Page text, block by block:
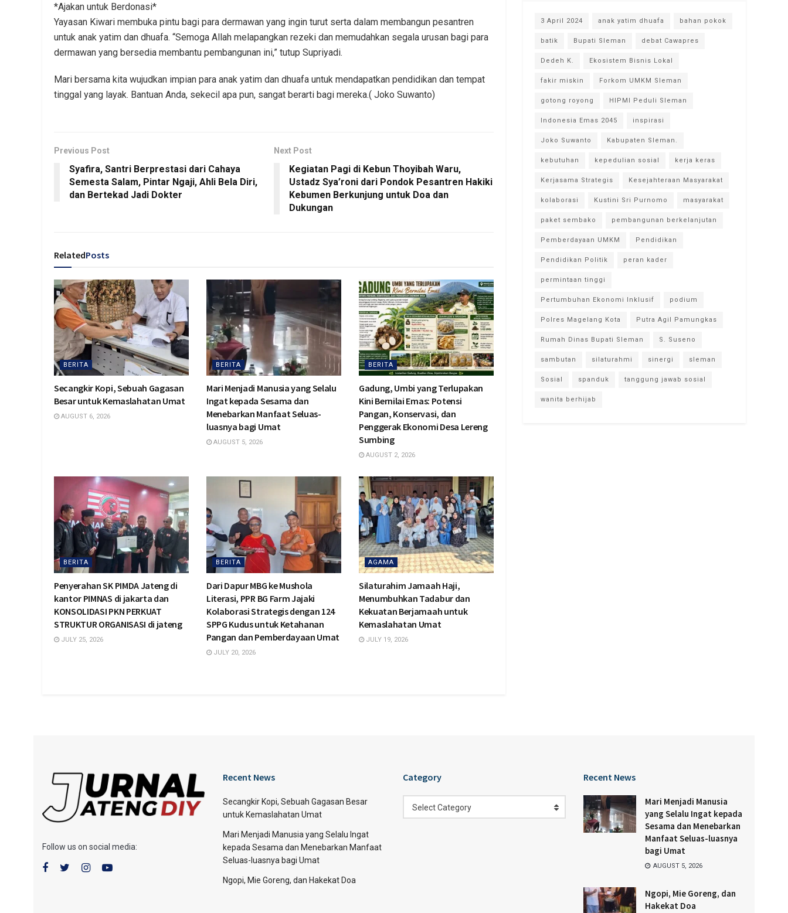
*Ajakan untuk Berdonasi*
Yayasan Kiwari membuka pintu bagi para dermawan yang ingin turut serta dalam membangun pesantren
untuk anak yatim dan dhuafa. “Semoga Allah melapangkan rezeki dan memudahkan segala urusan bagi para
dermawan yang bersedia membantu pembangunan ini,” tutup Supriyadi.
Mari bersama kita wujudkan impian para anak yatim dan dhuafa untuk mendapatkan pendidikan dan tempat
tinggal yang layak. Bantuan Anda, sekecil apa pun, sangat berarti bagi mereka.( Joko Suwanto)
Previous Post
Syafira, Santri Berprestasi dari Cahaya
Semesta Salam, Pintar Ngaji, Ahli Bela Diri,
dan Bertekad Jadi Dokter
Next Post
Kegiatan Pagi di Kebun Thoyibah Waru,
Ustadz Sya’roni dari Pondok Pesantren Hakiki
Kebumen Berkunjung untuk Doa dan
Dukungan
RelatedPosts
BERITA
Secangkir Kopi, Sebuah Gagasan
Besar untuk Kemaslahatan Umat
AUGUST 6, 2026
BERITA
Mari Menjadi Manusia yang Selalu
Ingat kepada Sesama dan
Menebarkan Manfaat Seluas-
luasnya bagi Umat
AUGUST 5, 2026
BERITA
Gadung, Umbi yang Terlupakan
Kini Bernilai Emas: Potensi
Pangan, Konservasi, dan
Penggerak Ekonomi Desa Lereng
Sumbing
AUGUST 2, 2026
BERITA
Penyerahan SK PIMDA Jateng di
kantor PIMNAS di jakarta dan
KONSOLIDASI PKN PERKUAT
STRUKTUR ORGANISASI di jateng
JULY 25, 2026
BERITA
Dari Dapur MBG ke Mushola
Literasi, PPR BG Farm Jajaki
Kolaborasi Strategis dengan 124
SPPG Kudus untuk Ketahanan
Pangan dan Pemberdayaan Umat
JULY 20, 2026
AGAMA
Silaturahim Jamaah Haji,
Menumbuhkan Tadabur dan
Kekuatan Berjamaah untuk
Kemaslahatan Umat
JULY 19, 2026
3 April 2024 anak yatim dhuafa bahan pokok
batik Bupati Sleman debat Cawapres
Dedeh K. Ekosistem Bisnis Lokal
fakir miskin Forkom UMKM Sleman
gotong royong HIPMI Peduli Sleman
Indonesia Emas 2045 inspirasi
Joko Suwanto Kabupaten Sleman.
kebutuhan kepedulian sosial kerja keras
Kerjasama Strategis Kesejahteraan Masyarakat
kolaborasi Kustini Sri Purnomo masyarakat
paket sembako pembangunan berkelanjutan
Pemberdayaan UMKM Pendidikan
Pendidikan Politik peran kader
permintaan tinggi
Pertumbuhan Ekonomi Inklusif podium
Polres Magelang Kota Putra Agil Pamungkas
Rumah Dinas Bupati Sleman S. Suseno
sambutan silaturahmi sinergi sleman
Sosial spanduk tanggung jawab sosial
wanita berhijab
Follow us on social media:
Recent News
Secangkir Kopi, Sebuah Gagasan Besar
untuk Kemaslahatan Umat
Mari Menjadi Manusia yang Selalu Ingat
kepada Sesama dan Menebarkan Manfaat
Seluas-luasnya bagi Umat
Ngopi, Mie Goreng, dan Hakekat Doa
Category
Select Category
Recent News
Mari Menjadi Manusia
yang Selalu Ingat kepada
Sesama dan Menebarkan
Manfaat Seluas-luasnya
bagi Umat
AUGUST 5, 2026
Ngopi, Mie Goreng, dan
Hakekat Doa